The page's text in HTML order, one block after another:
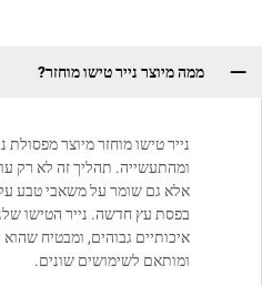
ממה מיוצר נייר טישו מוחזר?
נייר טישו מוחזר מיוצר מפסולת
ומהתעשייה. תהליך זה לא רק
אלא גם שומר על משאבי טבע
בפסת עץ חדשה. נייר הטישו
איכותיים גבוהים, ומבטיח
ומותאם לשימושים שונים.